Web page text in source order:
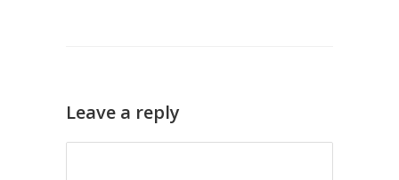
Leave a reply